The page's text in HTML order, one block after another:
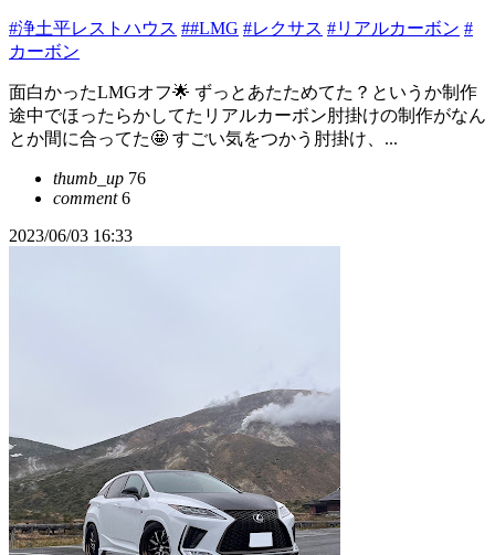
#浄土平レストハウス ##LMG #レクサス #リアルカーボン #
カーボン
面白かったLMGオフ🌟 ずっとあたためてた？というか制作
途中でほったらかしてたリアルカーボン肘掛けの制作がなん
とか間に合ってた🤩 すごい気をつかう肘掛け、...
thumb_up 76
comment6
2023/06/03 16:33